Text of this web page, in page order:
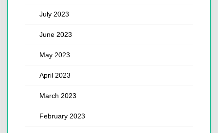
July 2023
June 2023
May 2023
April 2023
March 2023
February 2023